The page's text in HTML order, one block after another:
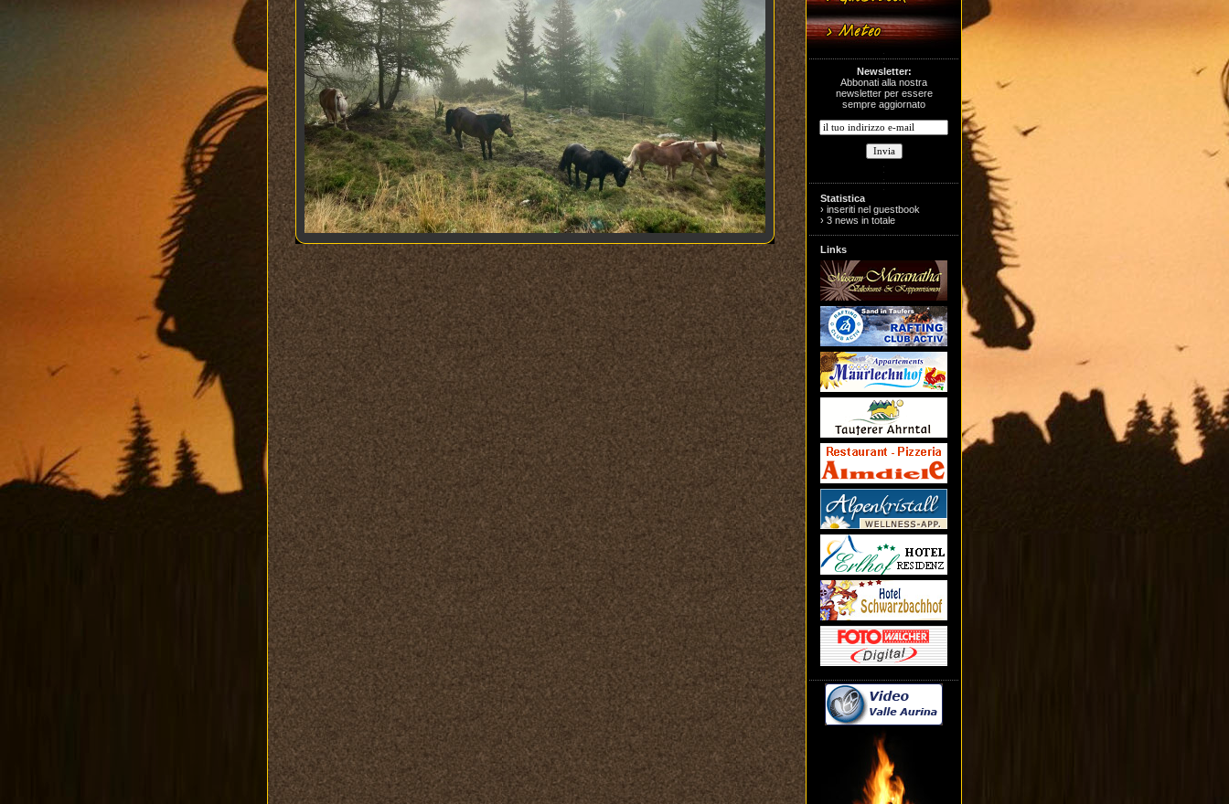
Newsletter:
Abbonati alla nostra
newsletter per essere
sempre aggiornato
Statistica
› inseriti nel guestbook
› 3 news in totale
Links